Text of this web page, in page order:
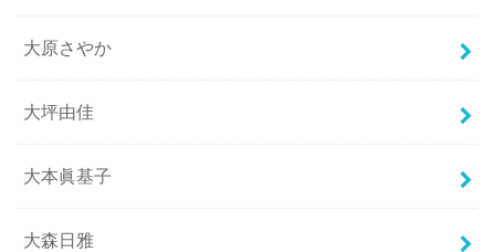
大原さやか
大坪由佳
大本眞基子
大森日雅